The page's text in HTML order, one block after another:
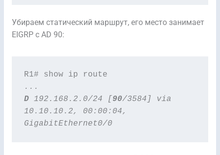
Убираем статический маршрут, его место занимает
EIGRP с AD 90:
...
D 192.168.2.0/24 [ 90/3584] via
10.10.10.2, 00:00:04,
GigabitEthernet0/0